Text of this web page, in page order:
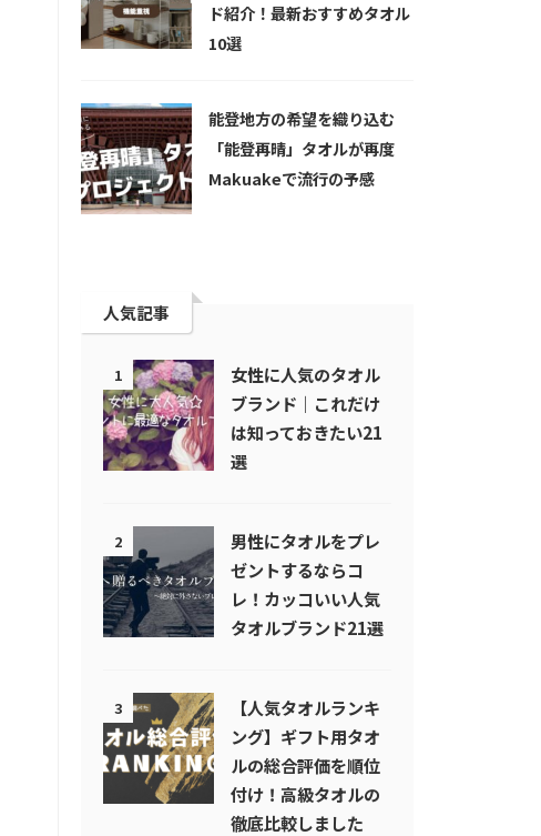
ド紹介！最新おすすめタオル
10選
能登地方の希望を織り込む
「能登再晴」タオルが再度
Makuakeで流行の予感
人気記事
1
女性に人気のタオル
ブランド｜これだけ
は知っておきたい21
選
2
男性にタオルをプレ
ゼントするならコ
レ！カッコいい人気
タオルブランド21選
3
【人気タオルランキ
ング】ギフト用タオ
ルの総合評価を順位
付け！高級タオルの
徹底比較しました